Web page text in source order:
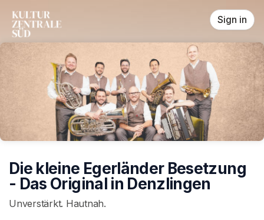
Sign in
Die kleine Egerländer Besetzung
- Das Original in Denzlingen
Unverstärkt. Hautnah.